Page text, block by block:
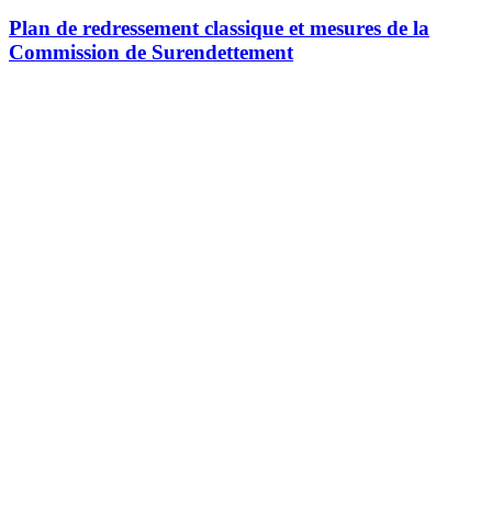
Plan de redressement classique et mesures de la
Commission de Surendettement